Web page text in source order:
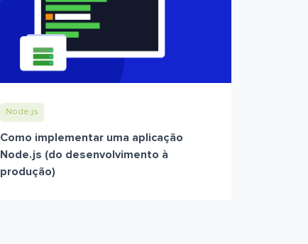
Node.js
Como implementar uma aplicação
Node.js (do desenvolvimento à
produção)